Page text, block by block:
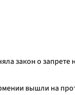
закон о
вышли на